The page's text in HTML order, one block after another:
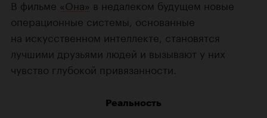
В фильме «Она» в недалеком будущем новые
операционные системы, основанные
на искусственном интеллекте, становятся
лучшими друзьями людей и вызывают у них
чувство глубокой привязанности.
Реальность